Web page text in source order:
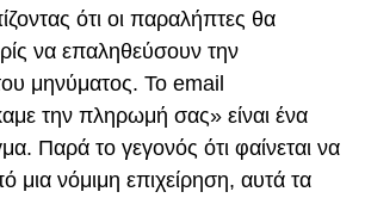
ότι οι παραλήπτες θα
να επαληθεύσουν την
μηνύματος. Το email
την πληρωμή σας» είναι ένα
Παρά το γεγονός ότι φαίνεται να
μια νόμιμη επιχείρηση, αυτά τα